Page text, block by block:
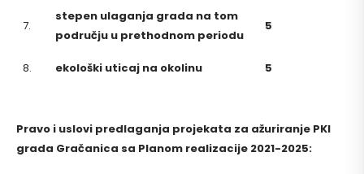
7.
stepen ulaganja grada na tom
području u prethodnom periodu
5
8. ekološki uticaj na okolinu 5
Pravo i uslovi predlaganja projekata za ažuriranje PKI
grada Gračanica sa Planom realizacije 2021-2025: